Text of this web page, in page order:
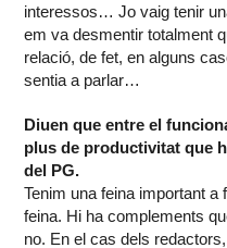
interessos… Jo vaig tenir
em va desmentir totalment
relació, de fet, en alguns
sentia a parlar…
Diuen que entre el
plus de productivitat que
del PG.
Tenim una feina important
feina. Hi ha complements
no. En el cas dels